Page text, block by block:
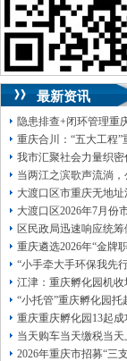
咨询QQ：1063653355、
1263653355
023-63653351/63653355、
无论注资金多
QQ：13368080804， （
可代理开银行账户！
包干价300！税务登记
13320337068、还可免
1263653355 重庆创业园
册公司特大优惠了：
1063653355、（我们有
包含（核名、 财务章、
可上门服务哦！（收、
咨询热线：办营业执照、
章、
发人私章）若同时签订
本公司注册公司：
最新资讯
隐患排查+闭环管理重
重庆合川：“五大工程”
我市汇聚社会力量织
当两江之滨歌声流淌
大渡口区市重庆无地
大渡口区2026年7月份
区民政局迅速响应统
重庆遴选2026年“金牌
“小手牵大手环保我先
江津：重庆孵化园机
“小托管”重庆孵化园
重庆重庆孵化园13起
当天购车当天缴税当天
2026年重庆市招募“三